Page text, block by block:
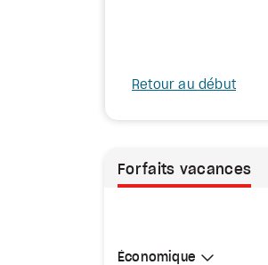
Retour au début
Forfaits vacances
Sélectionner une cabine
Économique
Économique